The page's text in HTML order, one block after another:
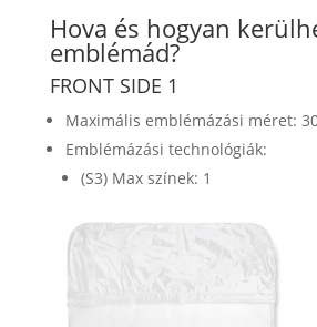
Hova és hogyan
emblémád?
FRONT SIDE 1
Maximális emblémázási méret:
Emblémázási technológiák:
(S3) Max színek: 1